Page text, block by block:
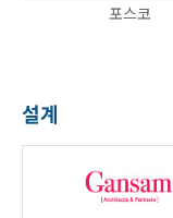
포스코
설계